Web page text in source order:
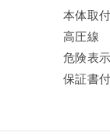
本体取
高圧線
危険表
保証書